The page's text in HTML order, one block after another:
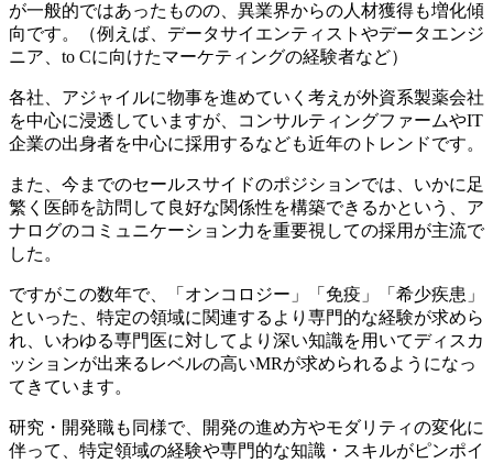
が一般的ではあったものの、異業界からの人材獲得も増化傾
向です。（例えば、データサイエンティストやデータエンジ
ニア、to Cに向けたマーケティングの経験者など）
各社、アジャイルに物事を進めていく考えが外資系製薬会社
を中心に浸透していますが、コンサルティングファームやIT
企業の出身者を中心に採用するなども近年のトレンドです。
また、今までのセールスサイドのポジションでは、いかに足
繁く医師を訪問して良好な関係性を構築できるかという、ア
ナログのコミュニケーション力を重要視しての採用が主流で
した。
ですがこの数年で、「オンコロジー」「免疫」「希少疾患」
といった、特定の領域に関連するより専門的な経験が求めら
れ、いわゆる専門医に対してより深い知識を用いてディスカ
ッションが出来るレベルの高いMRが求められるようになっ
てきています。
研究・開発職も同様で、開発の進め方やモダリティの変化に
伴って、特定領域の経験や専門的な知識・スキルがピンポイ